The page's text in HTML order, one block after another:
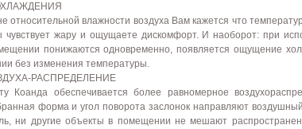
относительной влажности воздуха Вам кажется что
жару и ощущаете дискомфорт. И наоборот: при
понижаются одновременно, появляется ощущение
без изменения температуры.
РАСПРЕДЕЛЕНИЕ
Коанда обеспечивается более равномерное
форма и угол поворота заслонок направляют
ни другие объекты в помещении не мешают